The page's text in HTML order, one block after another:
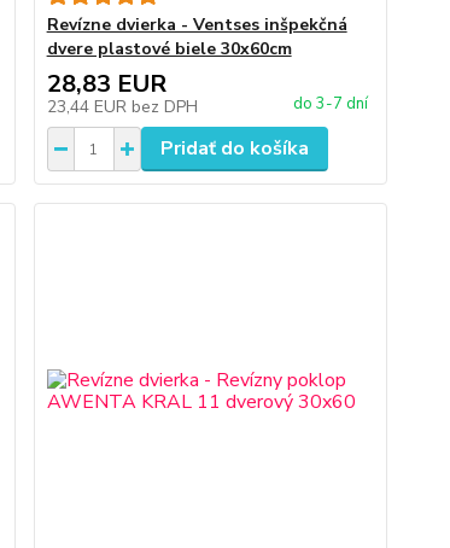
Revízne dvierka - Ventses inšpekčná
dvere plastové biele 30x60cm
28,83 EUR
23,44 EUR bez DPH do 3-7 dní
Pridať do košíka